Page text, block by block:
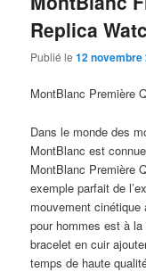
Replica
Publié le12 novembre
MontBlanc Première
Dans le monde des
MontBlanc est
MontBlanc Première
exemple parfait de
mouvement
pour hommes est à
bracelet en cuir
temps de haute